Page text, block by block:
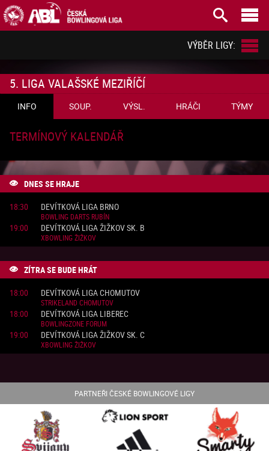
 
VÝBĚR LIGY: 
5. LIGA VALAŠSKÉ MEZIŘÍČÍ
INFO SOUP. VÝSL. HRÁČI TÝMY
TERMÍNOVÝ KALENDÁŘ

DNES SE HRAJE
18:30
DEVÍTKOVÁ LIGA BRNO
BOWLING DARTS RUBÍN
19:00 DEVÍTKOVÁ LIGA ŽIŽKOV SK. B
XBOWLING ŽIŽKOV

ZÍTRA SE BUDE HRÁT
18:00
DEVÍTKOVÁ LIGA CHOMUTOV
STRIKELAND CHOMUTOV
18:00 DEVÍTKOVÁ LIGA LIBEREC
BOWLINGZONE FORUM
19:00 DEVÍTKOVÁ LIGA ŽIŽKOV SK. C
XBOWLING ŽIŽKOV
PARTNEŘI ČESKÉ BOWLINGOVÉ LIGY